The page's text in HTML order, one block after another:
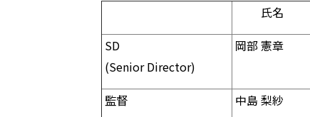
氏名
SD
(Senior Director)
岡部 憲章
監督
中島 梨紗